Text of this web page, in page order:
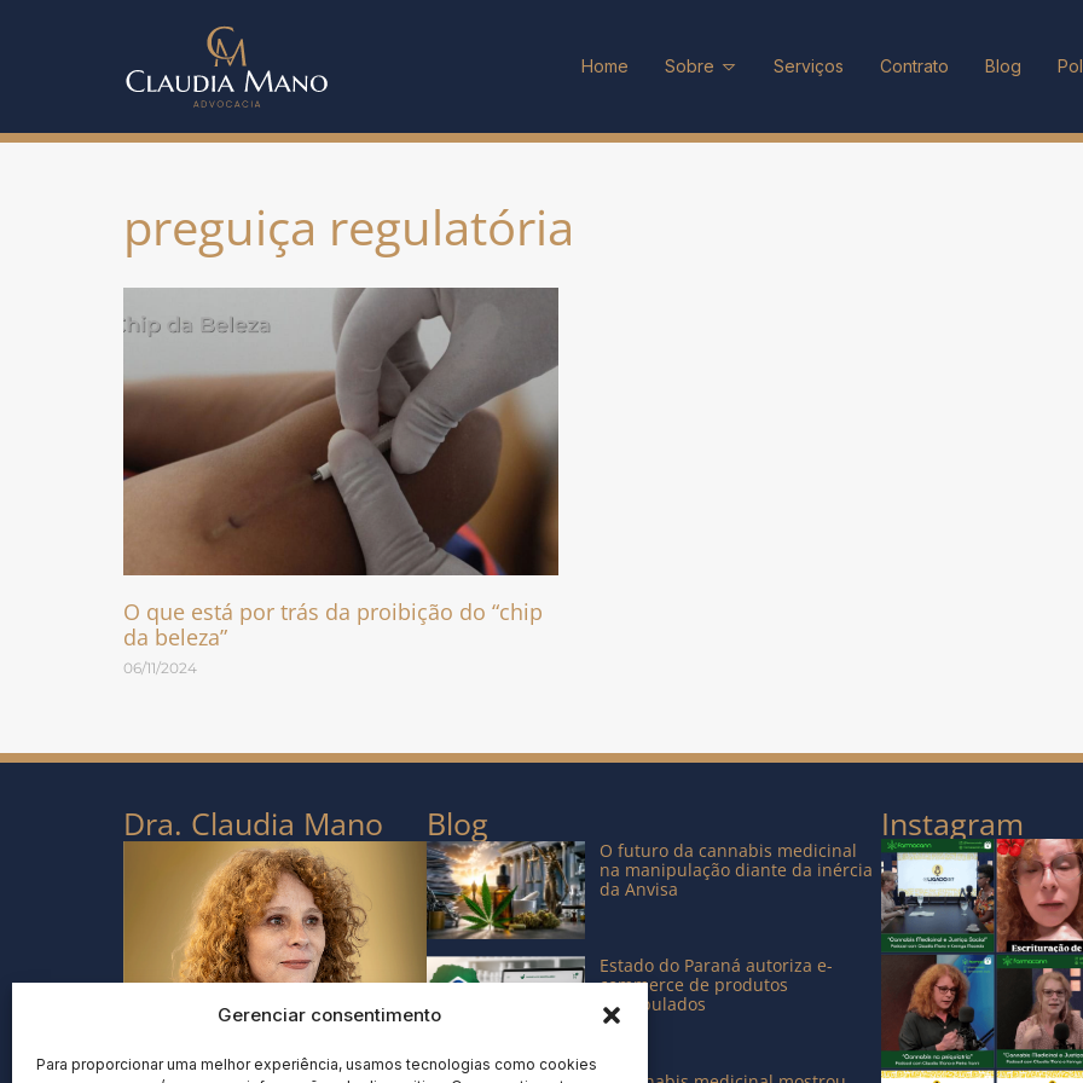
Gerenciar consentimento
Para proporcionar uma melhor experiência, usamos tecnologias como cookies
Home Sobre Serviços Contrato Blog
preguiça regulatória
O que está por trás da proibição do “chip
da beleza”
06/11/2024
Dra. Claudia Mano Blog
O futuro da cannabis medicinal
na manipulação diante da inércia
da Anvisa
Estado do Paraná autoriza e-
commerce de produtos
manipulados
Instagram